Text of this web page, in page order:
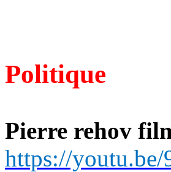
Politique
Pierre rehov
https://